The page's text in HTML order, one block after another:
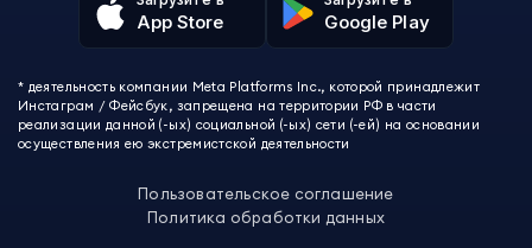
App Store Google Play
* деятельность компании Meta Platforms Inc., которой принадлежит
Инстаграм / Фейсбук, запрещена на территории РФ в части
реализации данной (-ых) социальной (-ых) сети (-ей) на основании
осуществления ею экстремистской деятельности
Пользовательское соглашение
Политика обработки данных
Бруноям
EDPRO
Level One
Академия Эдюсон
Красота и здоровье
Для детей и подростков
Психология
Акции и скидки
О проекте
Контакты